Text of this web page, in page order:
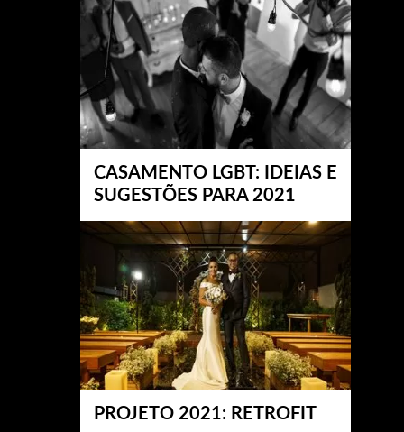
CASAMENTO LGBT: IDEIAS E
SUGESTÕES PARA 2021
PROJETO 2021: RETROFIT